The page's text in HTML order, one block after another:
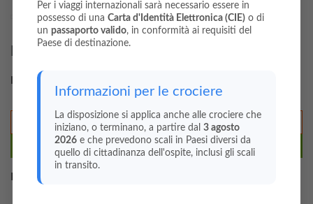
Lavora con noi
Iscriviti
Iscrizione completata
Per i viaggi internazionali sarà necessario essere in
possesso di una Carta d'Identità Elettronica (CIE)o di
un passaporto valido, in conformità ai requisiti del
Paese di destinazione.
Informazioni per le crociere
La disposizione si applica anche alle crociere che
iniziano, o terminano, a partire dal 3 agosto
2026e che prevedono scali in Paesi diversi da
quello di cittadinanza dell'ospite, inclusi gli scali
in transito.